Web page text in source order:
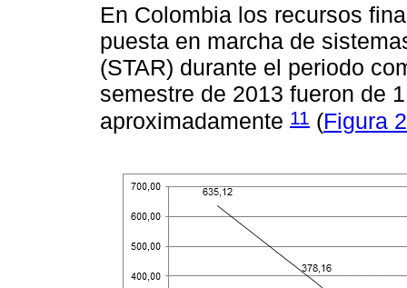
En Colombia los recursos
puesta en marcha de
(STAR) durante el periodo
semestre de 2013 fueron de
aproximadamente 11 (Figura 2